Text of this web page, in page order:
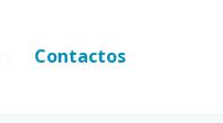
Contactos